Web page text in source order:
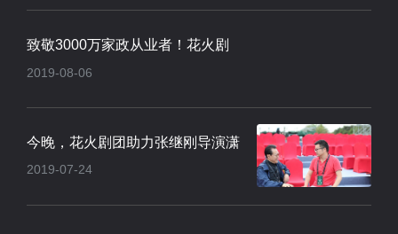
致敬3000万家政从业者！花火剧
团点亮厦门集..
2019-08-06
今晚，花火剧团助力张继刚导演潇
河莲花湾·..
2019-07-24